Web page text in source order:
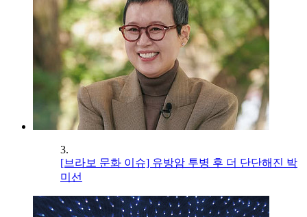
3.
[브라보 문화 이슈] 유방암 투병 후 더 단단해진 박
미선